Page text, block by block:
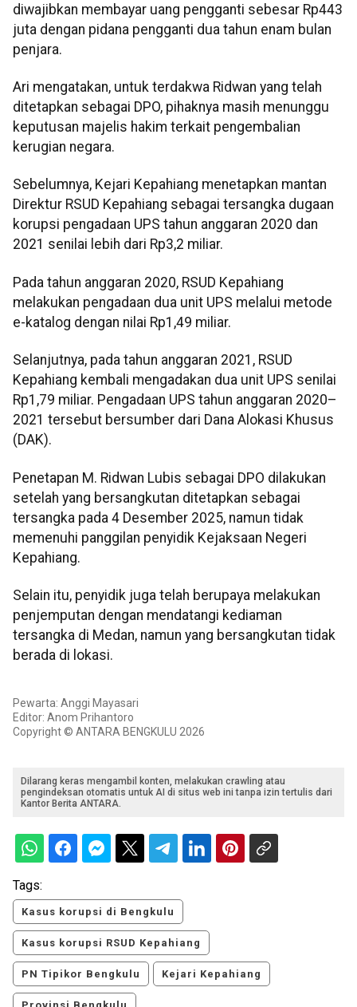
diwajibkan membayar uang pengganti sebesar Rp443
juta dengan pidana pengganti dua tahun enam bulan
penjara.
Ari mengatakan, untuk terdakwa Ridwan yang telah
ditetapkan sebagai DPO, pihaknya masih menunggu
keputusan majelis hakim terkait pengembalian
kerugian negara.
Sebelumnya, Kejari Kepahiang menetapkan mantan
Direktur RSUD Kepahiang sebagai tersangka dugaan
korupsi pengadaan UPS tahun anggaran 2020 dan
2021 senilai lebih dari Rp3,2 miliar.
Pada tahun anggaran 2020, RSUD Kepahiang
melakukan pengadaan dua unit UPS melalui metode
e-katalog dengan nilai Rp1,49 miliar.
Selanjutnya, pada tahun anggaran 2021, RSUD
Kepahiang kembali mengadakan dua unit UPS senilai
Rp1,79 miliar. Pengadaan UPS tahun anggaran 2020–
2021 tersebut bersumber dari Dana Alokasi Khusus
(DAK).
Penetapan M. Ridwan Lubis sebagai DPO dilakukan
setelah yang bersangkutan ditetapkan sebagai
tersangka pada 4 Desember 2025, namun tidak
memenuhi panggilan penyidik Kejaksaan Negeri
Kepahiang.
Selain itu, penyidik juga telah berupaya melakukan
penjemputan dengan mendatangi kediaman
tersangka di Medan, namun yang bersangkutan tidak
berada di lokasi.
Pewarta: Anggi Mayasari
Editor: Anom Prihantoro
Copyright © ANTARA BENGKULU 2026
Dilarang keras mengambil konten, melakukan crawling atau
pengindeksan otomatis untuk AI di situs web ini tanpa izin tertulis dari
Kantor Berita ANTARA.
Tags:
Kasus korupsi di Bengkulu
Kasus korupsi RSUD Kepahiang
PN Tipikor Bengkulu Kejari Kepahiang